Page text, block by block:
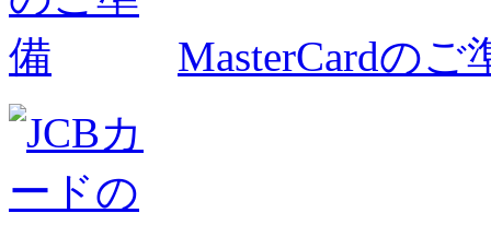
MasterCardのご